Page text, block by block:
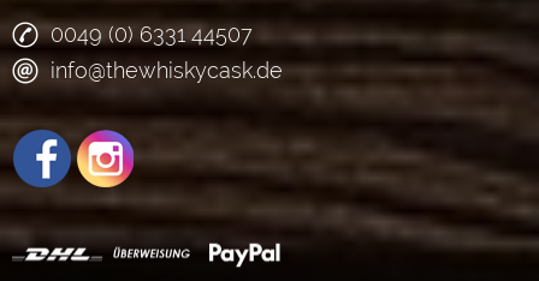
0049 (0) 6331 44507
info@thewhiskycask.de